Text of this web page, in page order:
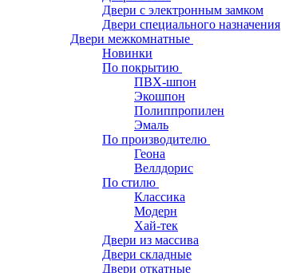
Двери с электронным замком
Двери специального назначения
Двери межкомнатные
Новинки
По покрытию
ПВХ-шпон
Экошпон
Полиппропилен
Эмаль
По производителю
Геона
Веллдорис
По стилю
Классика
Модерн
Хай-тек
Двери из массива
Двери складные
Двери откатные